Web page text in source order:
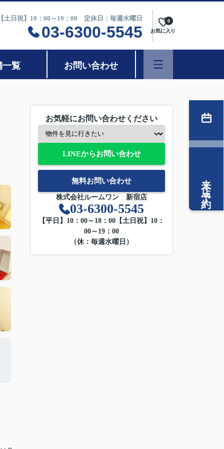
土日祝】10：00～19：00 定休日：毎週水曜日
03-6300-5545 お気に入り
0
一覧 お問い合わせ
お気軽にお問い合わせください
LINEからお問い合わせ
無料お問い合わせ
株式会社ルームワン 新宿店
03-6300-5545
【平日】10：00～18：00【土日祝】10：
00～19：00
（休：毎週水曜日）
来店予約